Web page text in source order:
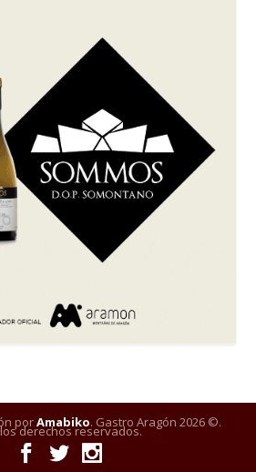
porAmabiko. Gastro Aragón 2026 ©.
derechos reservados.